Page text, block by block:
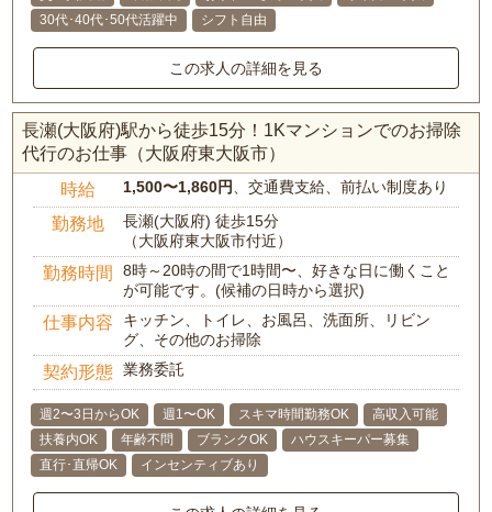
30代･40代･50代活躍中
シフト自由
この求人の詳細を見る
長瀬(大阪府)駅から徒歩15分！1Kマンションでのお掃除
代行のお仕事（大阪府東大阪市）
時給 1,500〜1,860円 、交通費支給、前払い制度あり
勤務地
長瀬(大阪府) 徒歩15分
（大阪府東大阪市付近）
勤務時間
8時～20時の間で1時間〜、好きな日に働くこと
が可能です。(候補の日時から選択)
仕事内容
キッチン、トイレ、お風呂、洗面所、リビン
グ、その他のお掃除
契約形態 業務委託
週2〜3日からOK 週1〜OK スキマ時間勤務OK
高収入可能
扶養内OK
年齢不問 ブランクOK
ハウスキーパー募集
直行･直帰OK
インセンティブあり